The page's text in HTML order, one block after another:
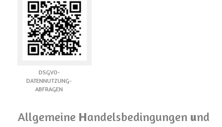
DSGVO-
DATENNUTZUNG-
ABFRAGEN
Allgemeine Handelsbedingungen und